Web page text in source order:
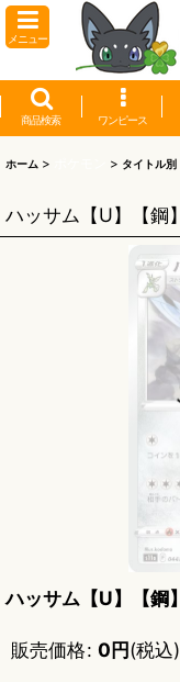
メニュー
商品検索 ワンピース
ホーム > > タイトル別
ハッサム【U】【鋼】
ハッサム【U】【鋼】
販売価格: 0円(税込)